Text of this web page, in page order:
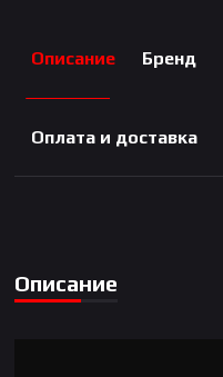
Описание Бренд
Оплата и доставка
Описание